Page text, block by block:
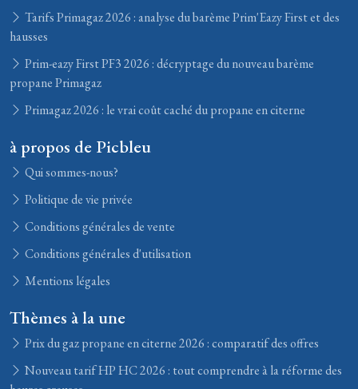
Tarifs Primagaz 2026 : analyse du barème Prim'Eazy First et des
hausses
Prim-eazy First PF3 2026 : décryptage du nouveau barème
propane Primagaz
Primagaz 2026 : le vrai coût caché du propane en citerne
à propos de Picbleu
Qui sommes-nous?
Politique de vie privée
Conditions générales de vente
Conditions générales d'utilisation
Mentions légales
Thèmes à la une
Prix du gaz propane en citerne 2026 : comparatif des offres
Nouveau tarif HP HC 2026 : tout comprendre à la réforme des